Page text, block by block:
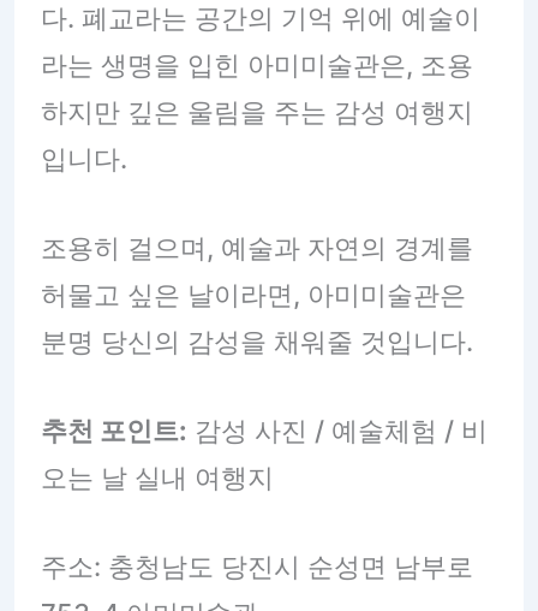
다. 폐교라는 공간의 기억 위에 예술이
라는 생명을 입힌 아미미술관은, 조용
하지만 깊은 울림을 주는 감성 여행지
입니다.
조용히 걸으며, 예술과 자연의 경계를
허물고 싶은 날이라면, 아미미술관은
분명 당신의 감성을 채워줄 것입니다.
추천 포인트: 감성 사진 / 예술체험 / 비
오는 날 실내 여행지
주소: 충청남도 당진시 순성면 남부로